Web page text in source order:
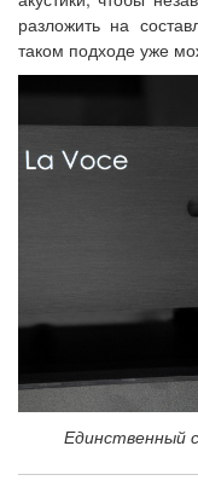
разложить на
таком подходе уже
Единственный